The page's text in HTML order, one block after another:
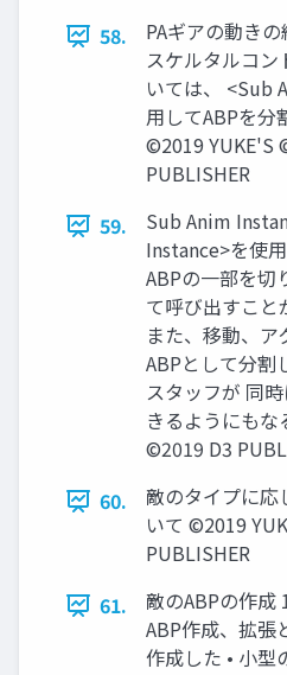
58.
PAギアの動き
スケルタルコン
いては、 <Sub
用してABPを分
©2019 YUKE'S
PUBLISHER
59.
Sub Anim
Instance>を使
ABPの一部を切
て呼び出すこと
また、移動、
ABPとして分割
スタッフが 同
きるようにも
©2019 D3
60.
敵のタイプに応
いて ©2019
PUBLISHER
61.
敵のABPの作成
ABP作成、拡張
作成した • 小型